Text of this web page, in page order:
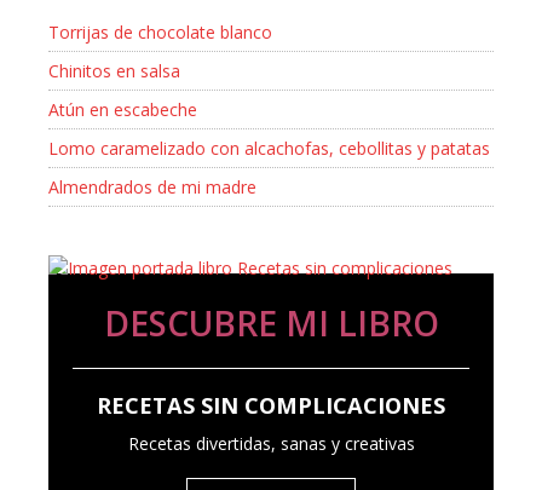
Torrijas de chocolate blanco
Chinitos en salsa
Atún en escabeche
Lomo caramelizado con alcachofas, cebollitas y patatas
Almendrados de mi madre
DESCUBRE MI LIBRO
RECETAS SIN COMPLICACIONES
Recetas divertidas, sanas y creativas